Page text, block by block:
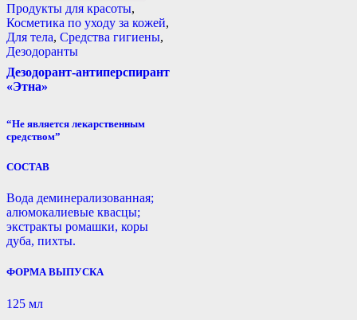
Продукты для красоты,
Косметика по уходу за кожей,
Для тела, Средства гигиены,
Дезодоранты
Дезодорант-антиперспирант
«Этна»
“Не является лекарственным
средством”
СОСТАВ
Вода деминерализованная;
алюмокалиевые квасцы;
экстракты ромашки, коры
дуба, пихты.
ФОРМА ВЫПУСКА
125 мл